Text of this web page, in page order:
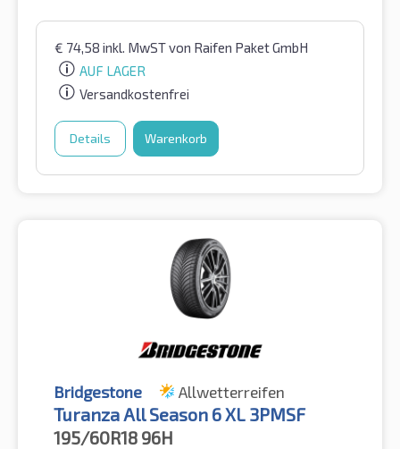
€ 74,58 inkl. MwSTvon Raifen Paket GmbH
AUF LAGER
Versandkostenfrei
Details Warenkorb
Bridgestone Allwetterreifen
Turanza All Season 6 XL 3PMSF
195/60R18 96H